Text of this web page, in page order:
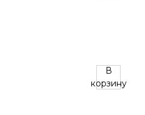
В
корзину